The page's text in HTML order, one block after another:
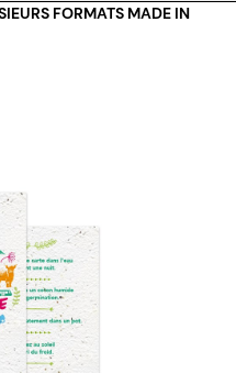
FORMATS MADE IN